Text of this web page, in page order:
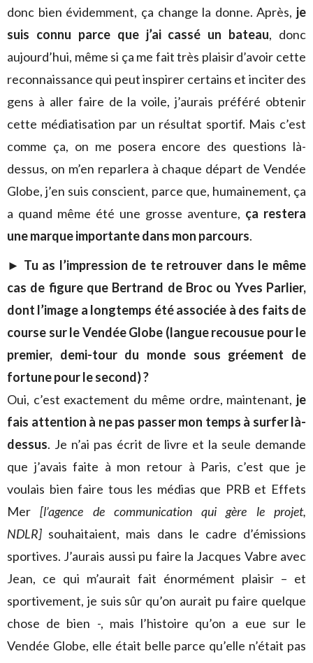
donc bien évidemment, ça change la donne. Après, je
suis connu parce que j’ai cassé un bateau, donc
aujourd’hui, même si ça me fait très plaisir d’avoir cette
reconnaissance qui peut inspirer certains et inciter des
gens à aller faire de la voile, j’aurais préféré obtenir
cette médiatisation par un résultat sportif. Mais c’est
comme ça, on me posera encore des questions là-
dessus, on m’en reparlera à chaque départ de Vendée
Globe, j’en suis conscient, parce que, humainement, ça
a quand même été une grosse aventure, ça restera
une marque importante dans mon parcours.
► Tu as l’impression de te retrouver dans le même
cas de figure que Bertrand de Broc ou Yves Parlier,
dont l’image a longtemps été associée à des faits de
course sur le Vendée Globe (langue recousue pour le
premier, demi-tour du monde sous gréement de
fortune pour le second) ?
Oui, c’est exactement du même ordre, maintenant, je
fais attention à ne pas passer mon temps à surfer là-
dessus. Je n’ai pas écrit de livre et la seule demande
que j’avais faite à mon retour à Paris, c’est que je
voulais bien faire tous les médias que PRB et Effets
Mer[l’agence de communication qui gère le projet,
NDLR] souhaitaient, mais dans le cadre d’émissions
sportives. J’aurais aussi pu faire la Jacques Vabre avec
Jean, ce qui m’aurait fait énormément plaisir – et
sportivement, je suis sûr qu’on aurait pu faire quelque
chose de bien -, mais l’histoire qu’on a eue sur le
Vendée Globe, elle était belle parce qu’elle n’était pas